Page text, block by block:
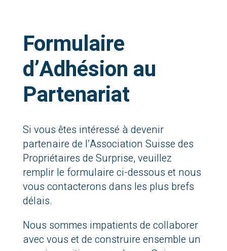
Formulaire
d’Adhésion au
Partenariat
Si vous êtes intéressé à devenir
partenaire de l’Association Suisse des
Propriétaires de Surprise, veuillez
remplir le formulaire ci-dessous et nous
vous contacterons dans les plus brefs
délais.
Nous sommes impatients de collaborer
avec vous et de construire ensemble un